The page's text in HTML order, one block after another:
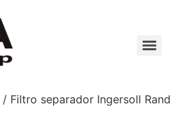
/ Filtro separador Ingersoll Rand